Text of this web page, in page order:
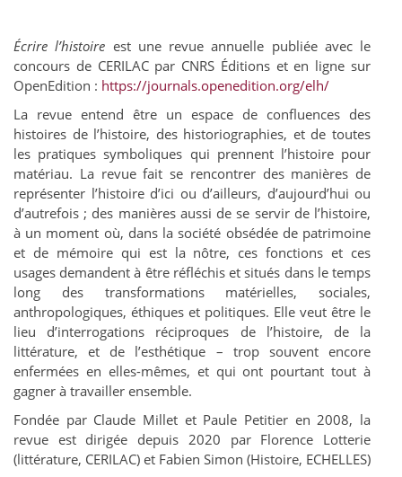
Écrire l’histoire est une revue annuelle publiée avec le
concours de CERILAC par CNRS Éditions et en ligne sur
OpenEdition : https://journals.openedition.org/elh/
La revue entend être un espace de confluences des
histoires de l’histoire, des historiographies, et de toutes
les pratiques symboliques qui prennent l’histoire pour
matériau. La revue fait se rencontrer des manières de
représenter l’histoire d’ici ou d’ailleurs, d’aujourd’hui ou
d’autrefois ; des manières aussi de se servir de l’histoire,
à un moment où, dans la société obsédée de patrimoine
et de mémoire qui est la nôtre, ces fonctions et ces
usages demandent à être réfléchis et situés dans le temps
long des transformations matérielles, sociales,
anthropologiques, éthiques et politiques. Elle veut être le
lieu d’interrogations réciproques de l’histoire, de la
littérature, et de l’esthétique – trop souvent encore
enfermées en elles-mêmes, et qui ont pourtant tout à
gagner à travailler ensemble.
Fondée par Claude Millet et Paule Petitier en 2008, la
revue est dirigée depuis 2020 par Florence Lotterie
(littérature, CERILAC) et Fabien Simon (Histoire, ECHELLES)